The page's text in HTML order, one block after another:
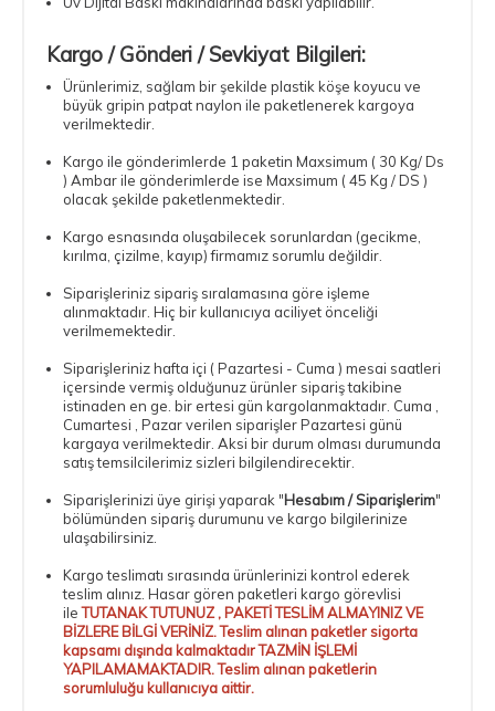
Kargo / Gönderi / Sevkiyat Bilgileri:
Ürünlerimiz, sağlam bir şekilde plastik köşe koyucu ve
büyük gripin patpat naylon ile paketlenerek kargoya
verilmektedir.
Kargo ile gönderimlerde 1 paketin Maxsimum ( 30 Kg/ Ds
) Ambar ile gönderimlerde ise Maxsimum ( 45 Kg / DS )
olacak şekilde paketlenmektedir.
Kargo esnasında oluşabilecek sorunlardan (gecikme,
kırılma, çizilme, kayıp) firmamız sorumlu değildir.
Siparişleriniz sipariş sıralamasına göre işleme
alınmaktadır. Hiç bir kullanıcıya aciliyet önceliği
verilmemektedir.
Siparişleriniz hafta içi ( Pazartesi - Cuma ) mesai saatleri
içersinde vermiş olduğunuz ürünler sipariş takibine
istinaden en ge. bir ertesi gün kargolanmaktadır. Cuma ,
Cumartesi , Pazar verilen siparişler Pazartesi günü
kargaya verilmektedir. Aksi bir durum olması durumunda
satış temsilcilerimiz sizleri bilgilendirecektir.
Siparişlerinizi üye girişi yaparak "Hesabım / Siparişlerim"
bölümünden sipariş durumunu ve kargo bilgilerinize
ulaşabilirsiniz.
Kargo teslimatı sırasında ürünlerinizi kontrol ederek
teslim alınız. Hasar gören paketleri kargo görevlisi
ileTUTANAK TUTUNUZ , PAKETİ TESLİM ALMAYINIZ VE
BİZLERE BİLGİ VERİNİZ. Teslim alınan paketler sigorta
kapsamı dışında kalmaktadır TAZMİN İŞLEMİ
YAPILAMAMAKTADIR. Teslim alınan paketlerin
sorumluluğu kullanıcıya aittir.